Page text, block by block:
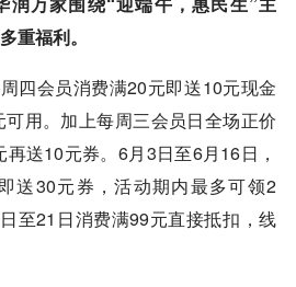
重福利。
四会员消费满20元即送10元现金
用。加上每周三会员日全场正价
送10元券。6月3日至6月16日，
送30元券，活动期内最多可领2
至21日消费满99元直接抵扣，线